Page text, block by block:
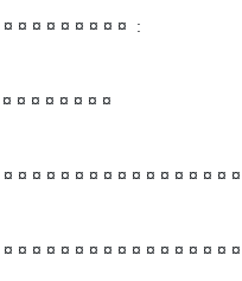
¤ ¤ ¤ ¤ ¤ ¤ ¤ ¤ ¤ :
¤ ¤ ¤ ¤ ¤ ¤ ¤
¤ ¤ ¤ ¤ ¤ ¤ ¤ ¤ ¤ ¤ ¤ ¤ ¤ ¤ ¤
¤ ¤ ¤ ¤ ¤ ¤ ¤ ¤ ¤ ¤ ¤ ¤ ¤ ¤ ¤